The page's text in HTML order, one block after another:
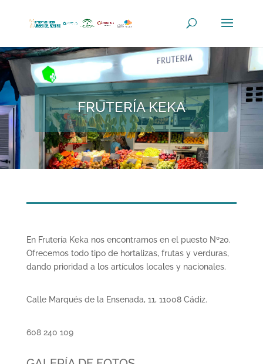
FRUTERÍA KEKA
En Frutería Keka nos encontramos en el puesto Nº20.
Ofrecemos todo tipo de hortalizas, frutas y verduras,
dando prioridad a los artículos locales y nacionales.
Calle Marqués de la Ensenada, 11, 11008 Cádiz.
608 240 109